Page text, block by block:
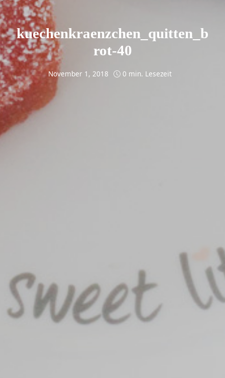
kuechenkraenzchen_quitten_b
rot-40
November 1, 2018 0 min. Lesezeit